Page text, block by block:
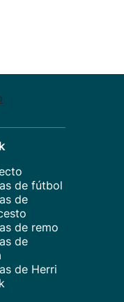
de fútbol
de
de remo
de
de Herri